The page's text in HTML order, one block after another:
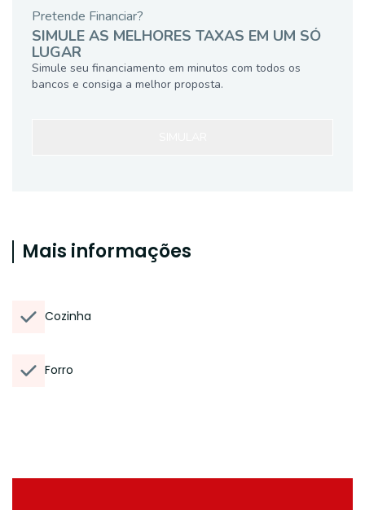
Pretende Financiar?
SIMULE AS MELHORES TAXAS EM UM SÓ
LUGAR
Simule seu financiamento em minutos com todos os
bancos e consiga a melhor proposta.
Mais informações
Cozinha
Forro